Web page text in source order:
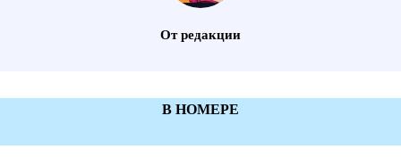
От редакции
В НОМЕРЕ